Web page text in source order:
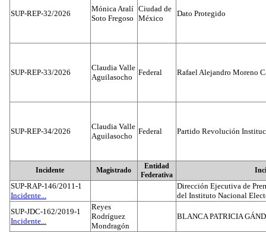
SUP-REP-32/2026
Mónica Aralí
Soto Fregoso
Ciudad de
México
Dato Protegido
SUP-REP-33/2026
Claudia Valle
Aguilasocho
Federal Rafael Alejandro Moreno
SUP-REP-34/2026
Claudia Valle
Aguilasocho
Federal Partido Revolución
Incidente Magistrado
Entidad
Federativa
SUP-RAP-146/2011-1
Incidente...
Dirección Ejecutiva de
del Instituto Nacional
SUP-JDC-162/2019-1
Incidente...
Reyes
Rodríguez
Mondragón
BLANCA PATRICIA